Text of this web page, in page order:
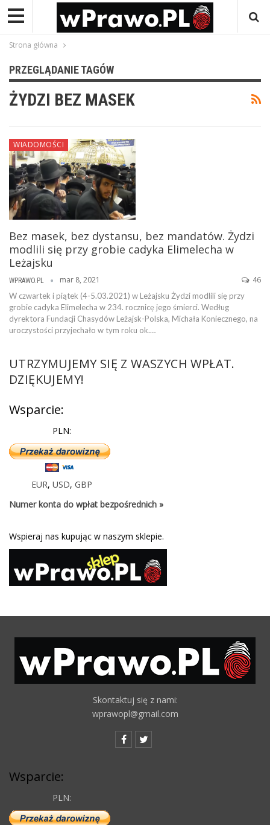
Strona główna
PRZEGLĄDANIE TAGÓW
ŻYDZI BEZ MASEK
WIADOMOŚCI
Bez masek, bez dystansu, bez mandatów. Żydzi
modlili się przy grobie cadyka Elimelecha w
Leżajsku
WPRAWO.PL mar 8, 2021 46
W czwartek i piątek (4-5.03.2021) w Leżajsku Żydzi modlili się przy
grobie cadyka Elimelecha w 234. rocznicę jego śmierci. Według
dyrektora Fundacji Chasydów Leżajsk-Polska, Michała Koniecznego, na
uroczystości przyjechało w tym roku ok.…
UTRZYMUJEMY SIĘ Z WASZYCH WPŁAT.
DZIĘKUJEMY!
Wsparcie:
PLN:
EUR, USD, GBP
Numer konta do wpłat bezpośrednich »
Wspieraj nas kupując w naszym sklepie.
Skontaktuj się z nami:
wprawopl@gmail.com
Wsparcie:
PLN: